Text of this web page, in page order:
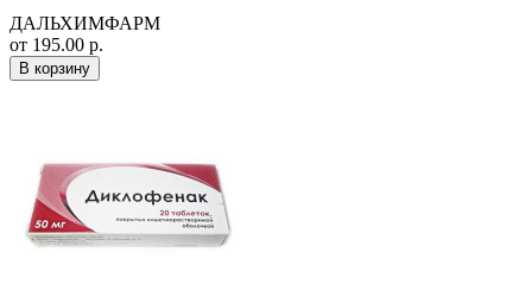
ДАЛЬХИМФАРМ
от 195.00 р.
В корзину